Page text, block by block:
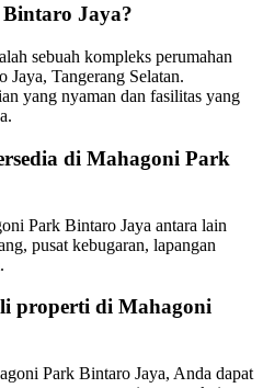
Jaya?
sebuah kompleks perumahan
Jaya, Tangerang Selatan.
yang nyaman dan fasilitas yang
di Mahagoni Park
Park Bintaro Jaya antara lain
pusat kebugaran, lapangan
properti di Mahagoni
Park Bintaro Jaya, Anda dapat